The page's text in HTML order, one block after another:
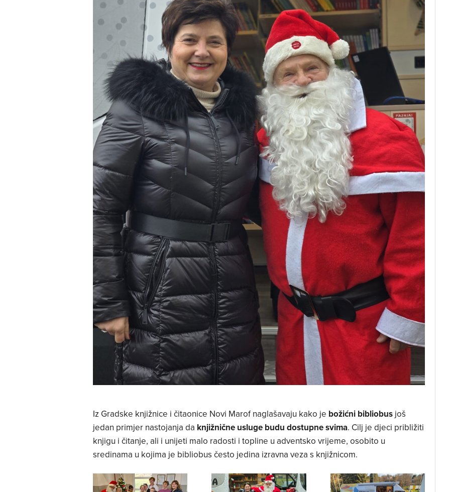
Iz Gradske knjižnice i čitaonice Novi Marof naglašavaju kako je božićni bibliobusjoš
jedan primjer nastojanja da knjižnične usluge budu dostupne svima. Cilj je djeci približiti
knjigu i čitanje, ali i unijeti malo radosti i topline u adventsko vrijeme, osobito u
sredinama u kojima je bibliobus često jedina izravna veza s knjižnicom.